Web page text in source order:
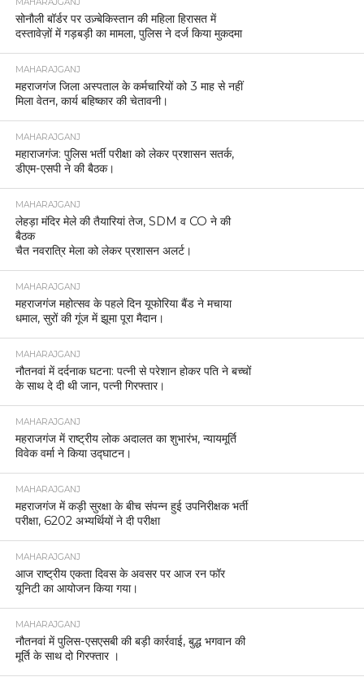
MAHARAJGANJ
सोनौली बॉर्डर पर उज़्बेकिस्तान की महिला हिरासत में
दस्तावेज़ों में गड़बड़ी का मामला, पुलिस ने दर्ज किया मुकदमा
MAHARAJGANJ
महराजगंज जिला अस्पताल के कर्मचारियों को 3 माह से नहीं
मिला वेतन, कार्य बहिष्कार की चेतावनी।
MAHARAJGANJ
महाराजगंज: पुलिस भर्ती परीक्षा को लेकर प्रशासन सतर्क,
डीएम-एसपी ने की बैठक।
MAHARAJGANJ
लेहड़ा मंदिर मेले की तैयारियां तेज, SDM व CO ने की
बैठक
चैत नवरात्रि मेला को लेकर प्रशासन अलर्ट।
MAHARAJGANJ
महराजगंज महोत्सव के पहले दिन यूफोरिया बैंड ने मचाया
धमाल, सुरों की गूंज में झूमा पूरा मैदान।
MAHARAJGANJ
नौतनवां में दर्दनाक घटना: पत्नी से परेशान होकर पति ने बच्चों
के साथ दे दी थी जान, पत्नी गिरफ्तार।
MAHARAJGANJ
महराजगंज में राष्ट्रीय लोक अदालत का शुभारंभ, न्यायमूर्ति
विवेक वर्मा ने किया उद्घाटन।
MAHARAJGANJ
महराजगंज में कड़ी सुरक्षा के बीच संपन्न हुई उपनिरीक्षक भर्ती
परीक्षा, 6202 अभ्यर्थियों ने दी परीक्षा
MAHARAJGANJ
आज राष्ट्रीय एकता दिवस के अवसर पर आज रन फॉर
यूनिटी का आयोजन किया गया।
MAHARAJGANJ
नौतनवां में पुलिस-एसएसबी की बड़ी कार्रवाई, बुद्ध भगवान की
मूर्ति के साथ दो गिरफ्तार ।